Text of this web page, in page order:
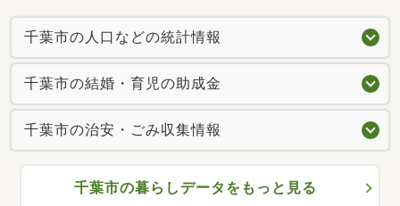
千葉市の人口などの統計情報
千葉市の結婚・育児の助成金
千葉市の治安・ごみ収集情報
千葉市の暮らしデータをもっと見る